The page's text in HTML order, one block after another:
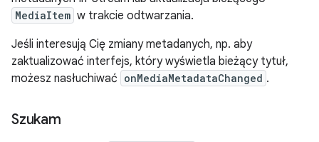
MediaItem w trakcie odtwarzania.
Jeśli interesują Cię zmiany metadanych, np. aby
zaktualizować interfejs, który wyświetla bieżący tytuł,
możesz nasłuchiwać onMediaMetadataChanged .
Szukam